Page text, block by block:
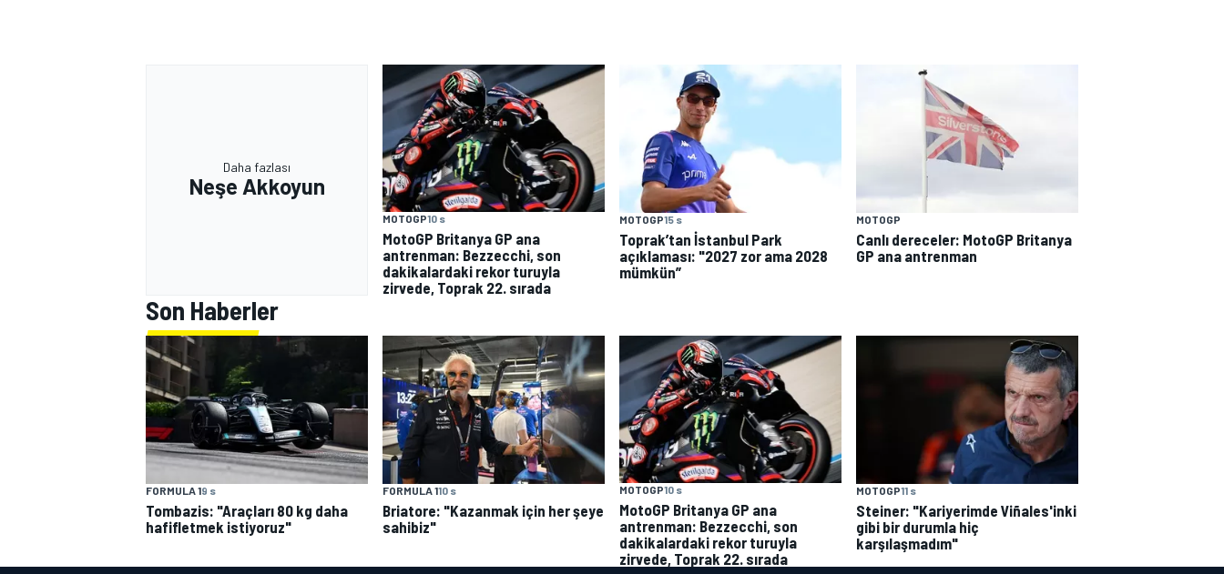
Daha fazlası
Neşe Akkoyun
MOTOGP10 s
MotoGP Britanya GP ana
antrenman: Bezzecchi, son
dakikalardaki rekor turuyla
zirvede, Toprak 22. sırada
MOTOGP15 s
Toprak’tan İstanbul Park
açıklaması: "2027 zor ama 2028
mümkün”
MOTOGP
Canlı dereceler: MotoGP Britanya
GP ana antrenman
Son Haberler
FORMULA 19 s
Tombazis: "Araçları 80 kg daha
hafifletmek istiyoruz"
FORMULA 110 s
Briatore: "Kazanmak için her şeye
sahibiz"
MOTOGP10 s
MotoGP Britanya GP ana
antrenman: Bezzecchi, son
dakikalardaki rekor turuyla
zirvede, Toprak 22. sırada
MOTOGP11 s
Steiner: "Kariyerimde Viñales'inki
gibi bir durumla hiç
karşılaşmadım"